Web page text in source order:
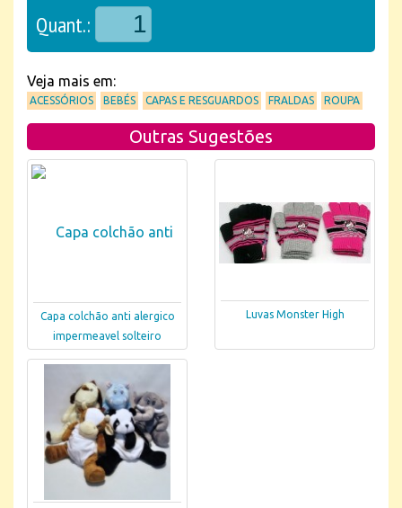
Quant.:
Veja mais em:
ACESSÓRIOS BEBÉS CAPAS E RESGUARDOS FRALDAS ROUPA
Outras Sugestões
Capa colchão anti alergico
impermeavel solteiro
Luvas Monster High